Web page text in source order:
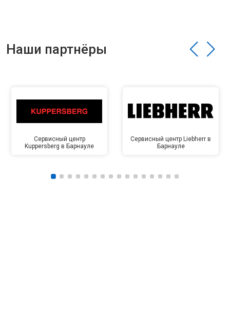
Наши партнёры
Сервисный центр
Kuppersberg в Барнауле
Сервисный центр Liebherr в
Барнауле